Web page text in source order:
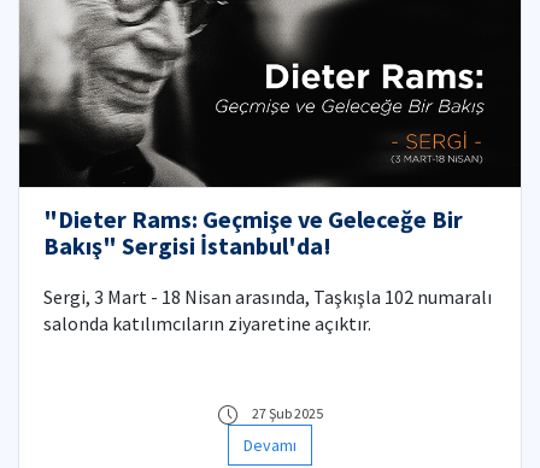
"Dieter Rams: Geçmişe ve Geleceğe Bir
Bakış" Sergisi İstanbul'da!
Sergi, 3 Mart - 18 Nisan arasında, Taşkışla 102 numaralı
salonda katılımcıların ziyaretine açıktır.
27 Şub 2025
Devamı